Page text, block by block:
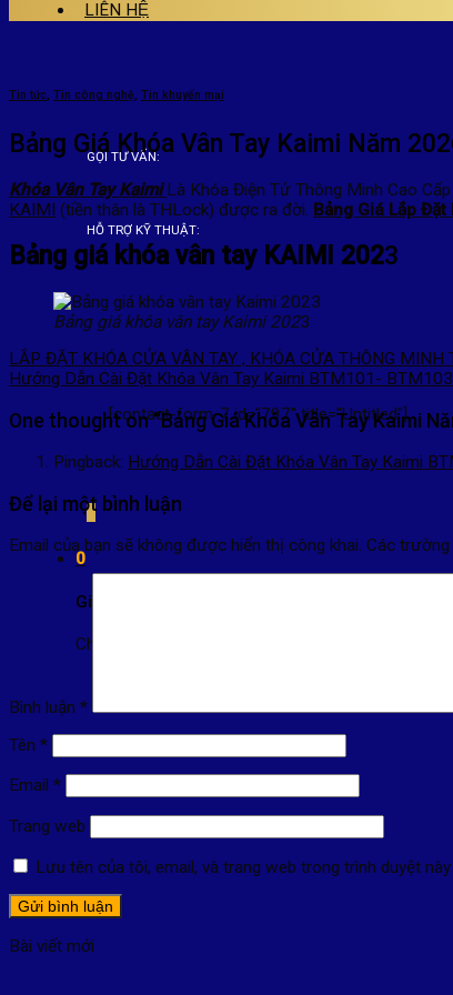
GỌI TƯ VẤN:
HỖ TRỢ KỸ THUẬT:
[contact-form-7 id="797" title="Untitled"]
0
Giỏ hàng
Chưa có sản phẩm trong giỏ hàng.
LIÊN HỆ
Tin tức, Tin công nghệ, Tin khuyến mại
Bảng Giá Khóa Vân Tay Kaimi Năm
Khóa Vân Tay Kaimi Là Khóa Điện Tử Thông Minh Cao
KAIMI (tiền thân là THLock) được ra đời. Bảng Giá Lắp
Bảng giá khóa vân tay KAIMI 2023
Bảng giá khóa vân tay Kaimi 2023
LẮP ĐẶT KHÓA CỬA VÂN TAY , KHÓA CỬA THÔNG MINH
Hướng Dẫn Cài Đặt Khóa Vân Tay Kaimi BTM101-
One thought on “Bảng Giá Khóa Vân Tay Kaimi
Pingback: Hướng Dẫn Cài Đặt Khóa Vân Tay Kaimi
Để lại một bình luận
Email của bạn sẽ không được hiển thị công khai. Các
Bình luận *
Tên *
Email *
Trang web
Lưu tên của tôi, email, và trang web trong trình duyệt
Bài viết mới